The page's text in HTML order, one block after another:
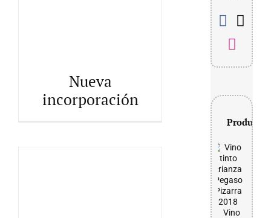
Nueva
incorporación
Productos
Vino